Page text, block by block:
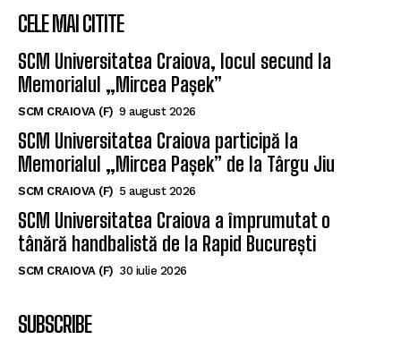
CELE MAI CITITE
SCM Universitatea Craiova, locul secund la
Memorialul „Mircea Pașek”
SCM CRAIOVA (F) 9 august 2026
SCM Universitatea Craiova participă la
Memorialul „Mircea Pașek” de la Târgu Jiu
SCM CRAIOVA (F) 5 august 2026
SCM Universitatea Craiova a împrumutat o
tânără handbalistă de la Rapid București
SCM CRAIOVA (F) 30 iulie 2026
SUBSCRIBE